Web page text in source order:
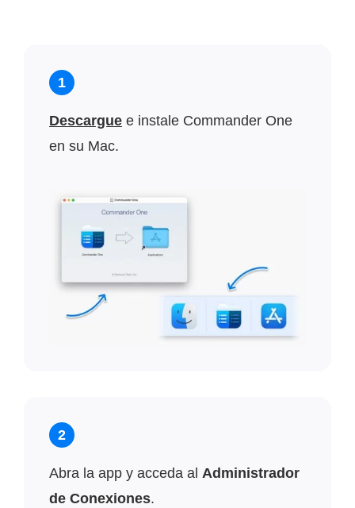
1
Descargue e instale Commander One
en su Mac.
2
Abra la app y acceda al Administrador
de Conexiones.